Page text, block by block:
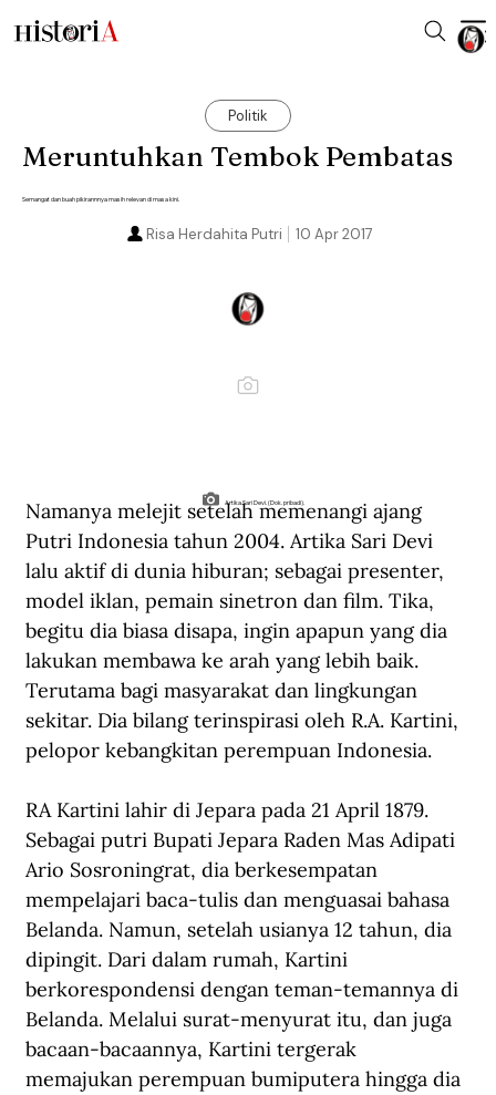
Politik
Meruntuhkan Tembok Pembatas
Semangat dan buah pikirannnya masih relevan di masa kini.
10 Apr 2017
Risa Herdahita Putri
Artika Sari Devi. (Dok. pribadi).
Namanya melejit setelah memenangi ajang
Putri Indonesia tahun 2004. Artika Sari Devi
lalu aktif di dunia hiburan; sebagai presenter,
model iklan, pemain sinetron dan film. Tika,
begitu dia biasa disapa, ingin apapun yang dia
lakukan membawa ke arah yang lebih baik.
Terutama bagi masyarakat dan lingkungan
sekitar. Dia bilang terinspirasi oleh R.A. Kartini,
pelopor kebangkitan perempuan Indonesia.
RA Kartini lahir di Jepara pada 21 April 1879.
Sebagai putri Bupati Jepara Raden Mas Adipati
Ario Sosroningrat, dia berkesempatan
mempelajari baca-tulis dan menguasai bahasa
Belanda. Namun, setelah usianya 12 tahun, dia
dipingit. Dari dalam rumah, Kartini
berkorespondensi dengan teman-temannya di
Belanda. Melalui surat-menyurat itu, dan juga
bacaan-bacaannya, Kartini tergerak
memajukan perempuan bumiputera hingga dia